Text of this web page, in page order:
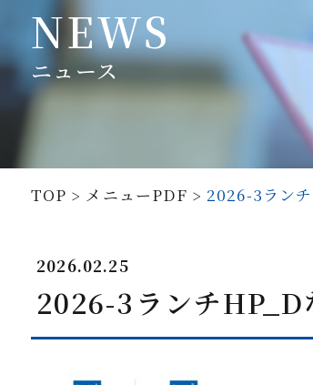
NEWS
ニュース
TOP > メニューPDF > 2026-3ラン
2026.02.25
2026-3ランチHP_D